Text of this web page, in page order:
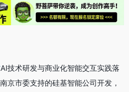
技术研发与商业化智能交互实践落
京市委支持的硅基智能公司开发，